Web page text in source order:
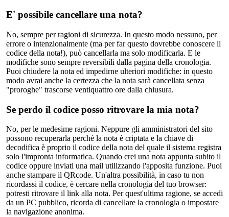
E' possibile cancellare una nota?
No, sempre per ragioni di sicurezza. In questo modo nessuno, per
errore o intenzionalmente (ma per far questo dovrebbe conoscere il
codice della nota!), può cancellarla ma solo modificarla. E le
modifiche sono sempre reversibili dalla pagina della cronologia.
Puoi chiudere la nota ed impedirne ulteriori modifiche: in questo
modo avrai anche la certezza che la nota sarà cancellata senza
"proroghe" trascorse ventiquattro ore dalla chiusura.
Se perdo il codice posso ritrovare la mia nota?
No, per le medesime ragioni. Neppure gli amministratori del sito
possono recuperarla perché la nota è criptata e la chiave di
decodifica è proprio il codice della nota del quale il sistema registra
solo l'impronta informatica. Quando crei una nota appunta subito il
codice oppure inviati una mail utilizzando l'apposita funzione. Puoi
anche stampare il QRcode. Un'altra possibilità, in caso tu non
ricordassi il codice, è cercare nella cronologia del tuo browser:
potresti ritrovare il link alla nota. Per quest'ultima ragione, se accedi
da un PC pubblico, ricorda di cancellare la cronologia o impostare
la navigazione anonima.